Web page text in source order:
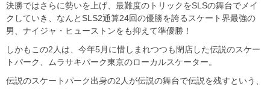
決勝ではさらに勢いを上げ、最難度のトリックをSLSの舞台でメイ
クしていき、なんとSLS2通算24回の優勝を誇るスケート界最強の
男、ナイジャ・ヒューストンをも抑えて準優勝！
しかもこの2人は、今年5月に惜しまれつつも閉店した伝説のスケー
トパーク、ムラサキパーク東京のローカルスケーター。
伝説のスケートパーク出身の2人が伝説の舞台で伝説を残すという、